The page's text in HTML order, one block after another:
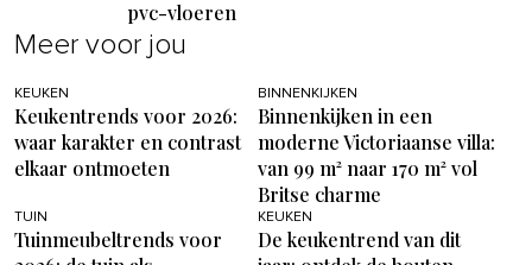
pvc-vloeren
Meer voor jou
KEUKEN
Keukentrends voor 2026:
waar karakter en contrast
elkaar ontmoeten
BINNENKIJKEN
Binnenkijken in een
moderne Victoriaanse villa:
van 99 m² naar 170 m² vol
Britse charme
TUIN
Tuinmeubeltrends voor
KEUKEN
De keukentrend van dit